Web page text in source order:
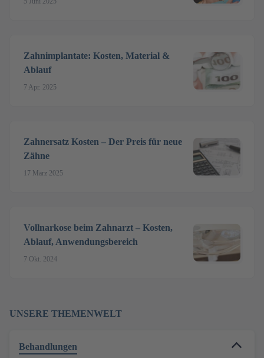
Zahnimplantate: Kosten, Material &
Ablauf
7 Apr. 2025
Zahnersatz Kosten – Der Preis für neue
Zähne
17 März 2025
Vollnarkose beim Zahnarzt – Kosten,
Ablauf, Anwendungsbereich
7 Okt. 2024
UNSERE THEMENWELT
Behandlungen